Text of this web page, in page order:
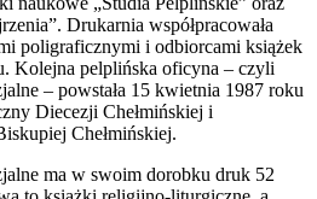
Drukarnia współpracowała
poligraficznymi i odbiorcami książek
Kolejna pelplińska oficyna – czyli
– powstała 15 kwietnia 1987 roku
Diecezji Chełmińskiej i
Chełmińskiej.
ma w swoim dorobku druk 52